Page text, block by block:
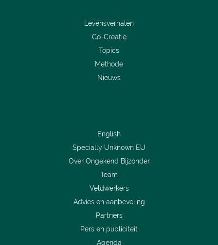
Levensverhalen
Co-Creatie
Topics
Methode
Nieuws
English
Specially Unknown EU
Over Ongekend Bijzonder
Team
Veldwerkers
Advies en aanbeveling
Partners
Pers en publiciteit
Agenda